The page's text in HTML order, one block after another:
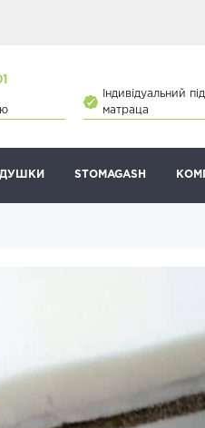
Індивідуальний
матраца
STOMAGASH